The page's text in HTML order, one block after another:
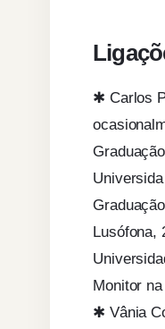
✱ Carlos
Lusófona,
Monitor
✱ Vânia